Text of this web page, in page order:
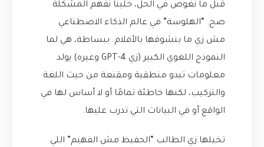
قبل ما نغوص في الحل، خلينا نفهم المشكلة
صح. “الهلوسة” في عالم الذكاء الاصطناعي
مش زي ما بنشوفها بالأفلام. ببساطة، هي لما
النموذج اللغوي الكبير (زي GPT-4 وغيره) يولد
معلومات تبدو منطقية ومقنعة من حيث اللغة
والتركيب، لكنها خاطئة تمامًا أو لا أساس لها في
الواقع أو في البيانات التي تدرب عليها.
تخيلها زي الطالب “الحفيظ مش الفهيم” اللي